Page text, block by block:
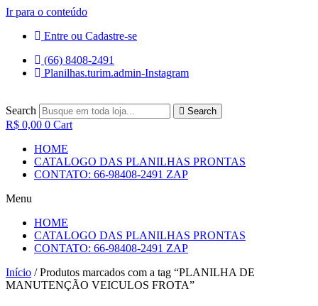
Ir para o conteúdo
Entre ou Cadastre-se
(66) 8408-2491
Planilhas.turim.admin-Instagram
Search Search
R$ 0,00 0 Cart
HOME
CATALOGO DAS PLANILHAS PRONTAS
CONTATO: 66-98408-2491 ZAP
Menu
HOME
CATALOGO DAS PLANILHAS PRONTAS
CONTATO: 66-98408-2491 ZAP
Início / Produtos marcados com a tag “PLANILHA DE
MANUTENÇÃO VEICULOS FROTA”